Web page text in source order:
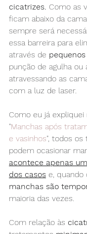
cicatrizes. Como as
ficam abaixo da
sempre será
essa barreira para
através de
punção de agulha ou
atravessando as
com a luz de laser.
Como eu já expliquei
"Manchas após
e vasinhos", todos
podem ocasionar
acontece apenas
dos casos e, quando
manchas são
maioria das vezes.
Com relação às